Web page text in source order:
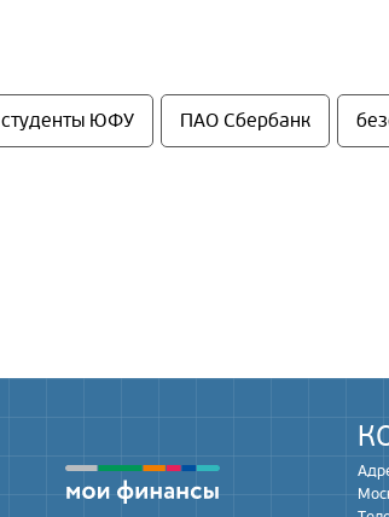
студенты ЮФУ ПАО Сбербанк